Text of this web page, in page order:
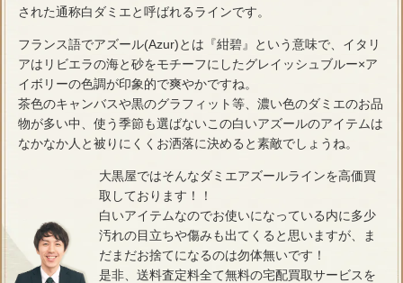
された通称白ダミエと呼ばれるラインです。
フランス語でアズール(Azur)とは『紺碧』という意味で、イタリ
アはリビエラの海と砂をモチーフにしたグレイッシュブルー×ア
イボリーの色調が印象的で爽やかですね。
茶色のキャンバスや黒のグラフィット等、濃い色のダミエのお品
物が多い中、使う季節も選ばないこの白いアズールのアイテムは
なかなか人と被りにくくお洒落に決めると素敵でしょうね。
大黒屋ではそんなダミエアズールラインを高価買
取しております！！
白いアイテムなのでお使いになっている内に多少
汚れの目立ちや傷みも出てくると思いますが、ま
だまだお捨てになるのは勿体無いです！
是非、送料査定料全て無料の宅配買取サービスを